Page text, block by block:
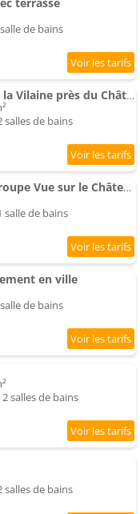
terrasse
de bains
Charmante maison sur la Vilaine près du Château
salles de bains
Maisonnette Famille Groupe Vue sur le Château
salle de bains
en ville
de bains
salles de bains
salles de bains